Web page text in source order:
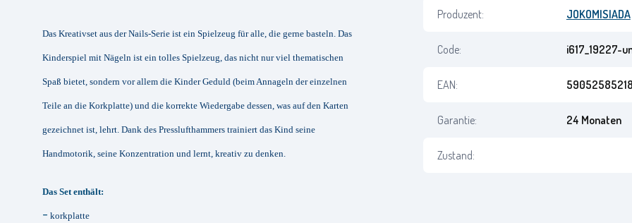
Das Kreativset aus der Nails-Serie ist ein Spielzeug für alle, die gerne basteln. Das
Kinderspiel mit Nägeln ist ein tolles Spielzeug, das nicht nur viel thematischen
Spaß bietet, sondern vor allem die Kinder Geduld (beim Annageln der einzelnen
Teile an die Korkplatte) und die korrekte Wiedergabe dessen, was auf den Karten
gezeichnet ist, lehrt. Dank des Presslufthammers trainiert das Kind seine
Handmotorik, seine Konzentration und lernt, kreativ zu denken.
Das Set enthält:
- korkplatte
Produzent: JOKOMISIADA
Code: i617_19227-
EAN:
Garantie: 24 Monaten
Zustand: